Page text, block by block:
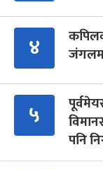
४
५
पनि